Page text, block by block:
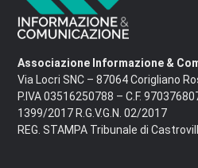
Associazione Informazione &
Via Locri SNC – 87064 Corigliano
P.IVA 03516250788 – C.F.
1399/2017 R.G.V.G.N. 02/2017
REG. STAMPA Tribunale di